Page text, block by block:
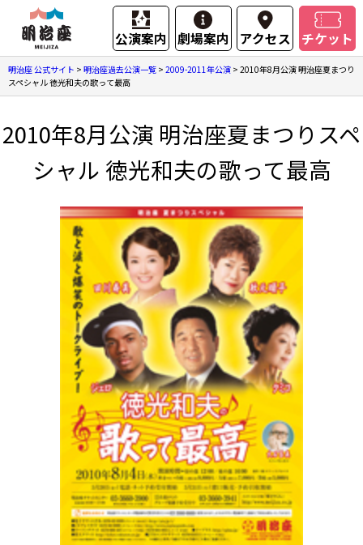
公演案内 劇場案内 アクセス チケット
明治座 公式サイト > 明治座過去公演一覧 > 2009-2011年公演 > 2010年8月公演 明治座夏まつり
スペシャル 徳光和夫の歌って最高
2010年8月公演 明治座夏まつりスペ
シャル 徳光和夫の歌って最高